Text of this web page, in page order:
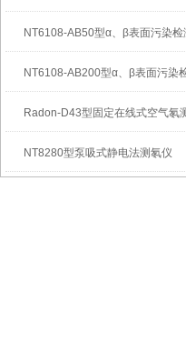
NT6108-AB50型α、β表面污染检
NT6108-AB200型α、β表面污染
Radon-D43型固定在线式空气氡
NT8280型泵吸式静电法测氡仪